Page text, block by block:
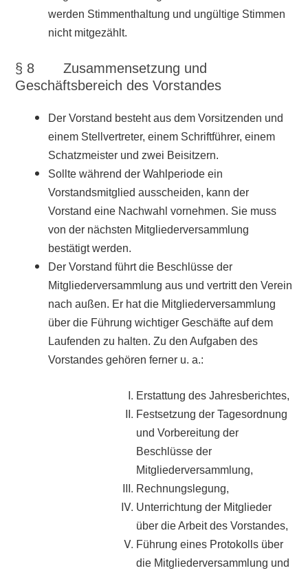
werden Stimmenthaltung und ungültige Stimmen
nicht mitgezählt.
§ 8 Zusammensetzung und
Geschäftsbereich des Vorstandes
Der Vorstand besteht aus dem Vorsitzenden und
einem Stellvertreter, einem Schriftführer, einem
Schatzmeister und zwei Beisitzern.
Sollte während der Wahlperiode ein
Vorstandsmitglied ausscheiden, kann der
Vorstand eine Nachwahl vornehmen. Sie muss
von der nächsten Mitgliederversammlung
bestätigt werden.
Der Vorstand führt die Beschlüsse der
Mitgliederversammlung aus und vertritt den Verein
nach außen. Er hat die Mitgliederversammlung
über die Führung wichtiger Geschäfte auf dem
Laufenden zu halten. Zu den Aufgaben des
Vorstandes gehören ferner u. a.:
Erstattung des Jahresberichtes,
Festsetzung der Tagesordnung
und Vorbereitung der
Beschlüsse der
Mitgliederversammlung,
Rechnungslegung,
Unterrichtung der Mitglieder
über die Arbeit des Vorstandes,
Führung eines Protokolls über
die Mitgliederversammlung und